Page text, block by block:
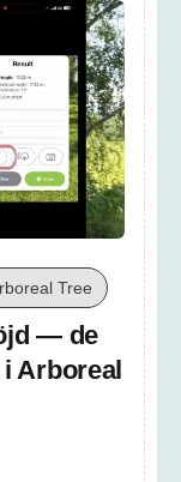
Tree
— de
Arboreal